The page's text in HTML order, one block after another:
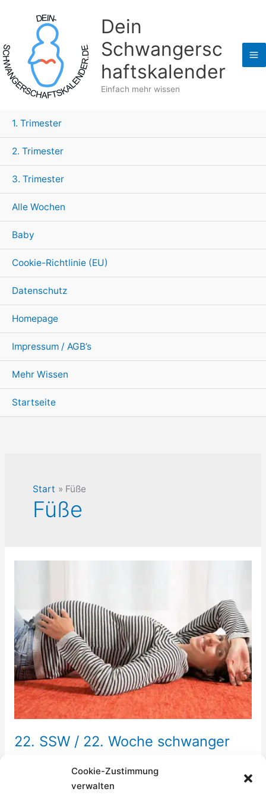
Cookie-Zustimmung
verwalten
springen
Dein
Schwangersc
haftskalender
Einfach mehr wissen
1. Trimester
2. Trimester
3. Trimester
Alle Wochen
Baby
Cookie-Richtlinie (EU)
Datenschutz
Homepage
Impressum / AGB’s
Mehr Wissen
Startseite
Start Füße
Füße
22. SSW / 22. Woche schwanger
In der 22. SSW passen vielleicht Deine Schuhe nicht